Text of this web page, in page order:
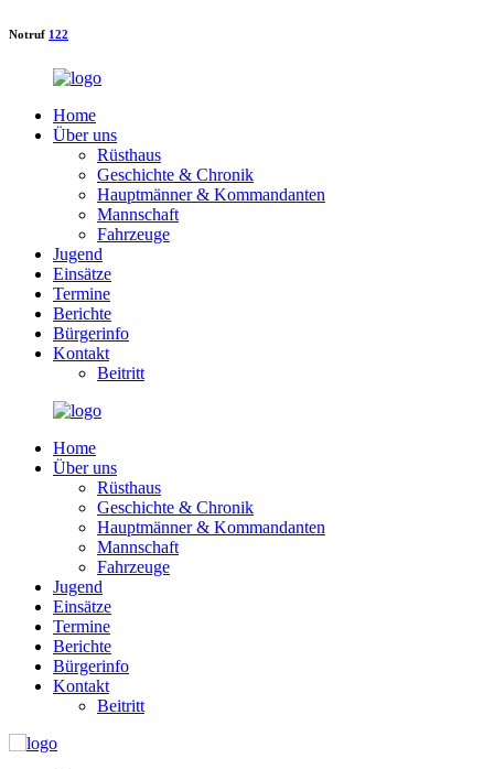
Notruf 122
Home
Über uns
Rüsthaus
Geschichte & Chronik
Hauptmänner & Kommandanten
Mannschaft
Fahrzeuge
Jugend
Einsätze
Termine
Berichte
Bürgerinfo
Kontakt
Beitritt
Home
Über uns
Rüsthaus
Geschichte & Chronik
Hauptmänner & Kommandanten
Mannschaft
Fahrzeuge
Jugend
Einsätze
Termine
Berichte
Bürgerinfo
Kontakt
Beitritt